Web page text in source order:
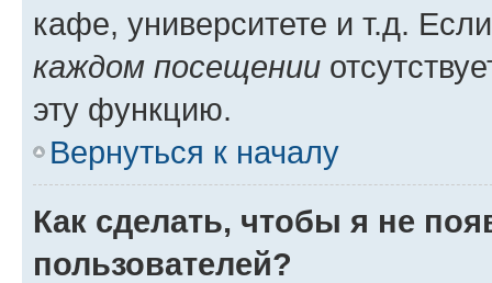
кафе, университете и т.д.
каждом посещении
эту функцию.
Вернуться к началу
Как сделать, чтобы я не
пользователей?